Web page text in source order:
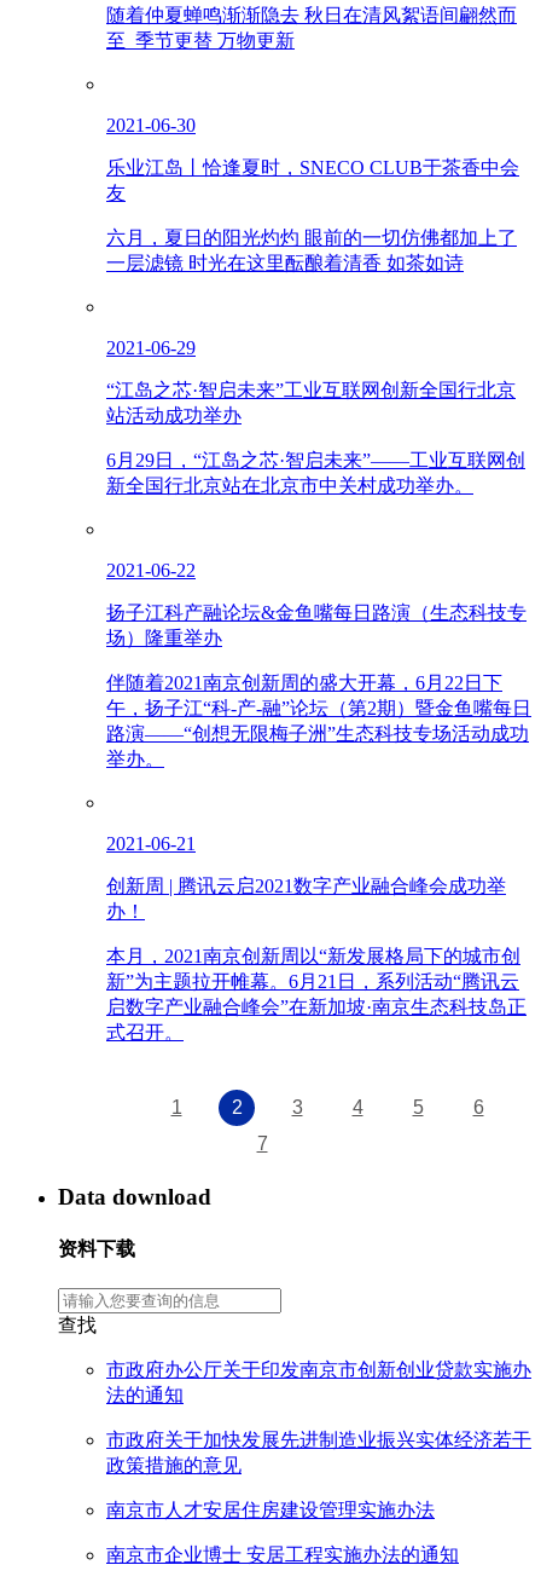
随着仲夏蝉鸣渐渐隐去 秋日在清风絮语间翩然而
至 季节更替 万物更新
2021-06-30
乐业江岛丨恰逢夏时，SNECO CLUB于茶香中会
友
六月，夏日的阳光灼灼 眼前的一切仿佛都加上了
一层滤镜 时光在这里酝酿着清香 如茶如诗
2021-06-29
“江岛之芯·智启未来”工业互联网创新全国行北京
站活动成功举办
6月29日，“江岛之芯·智启未来”——工业互联网创
新全国行北京站在北京市中关村成功举办。
2021-06-22
扬子江科产融论坛&金鱼嘴每日路演（生态科技专
场）隆重举办
伴随着2021南京创新周的盛大开幕，6月22日下
午，扬子江“科-产-融”论坛（第2期）暨金鱼嘴每日
路演——“创想无限梅子洲”生态科技专场活动成功
举办。
2021-06-21
创新周 | 腾讯云启2021数字产业融合峰会成功举
办！
本月，2021南京创新周以“新发展格局下的城市创
新”为主题拉开帷幕。6月21日，系列活动“腾讯云
启数字产业融合峰会”在新加坡·南京生态科技岛正
式召开。
1 2 3 4 5
6
7
Data download
资料下载
查找
市政府办公厅关于印发南京市创新创业贷款实施办
法的通知
市政府关于加快发展先进制造业振兴实体经济若干
政策措施的意见
南京市人才安居住房建设管理实施办法
南京市企业博士 安居工程实施办法的通知